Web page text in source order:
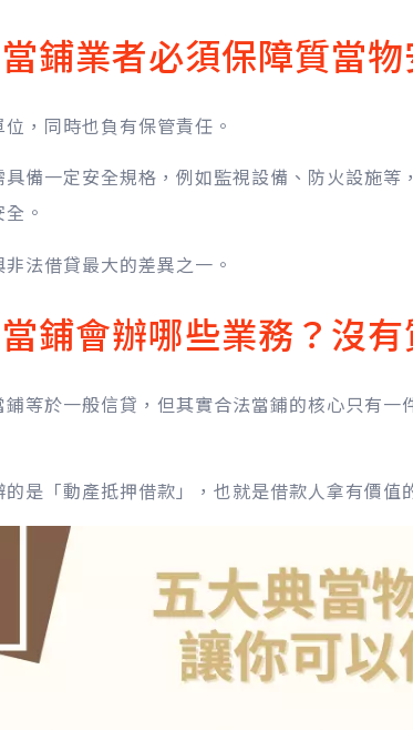
鋪業者必須保障質當物
，同時也負有保管責任。
備一定安全規格，例如監視設備、防火設施
。
法借貸最大的差異之一。
鋪會辦哪些業務？沒
等於一般信貸，但其實合法當鋪的核心只有一
是「動產抵押借款」，也就是借款人拿有價值